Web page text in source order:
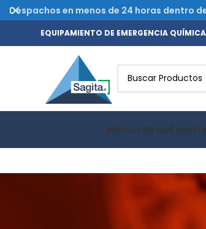
EQUIPAMIENTO DE EMERGENCIA
INICIO¿POR QUÉ
Despachos en menos de 24 horas dentro